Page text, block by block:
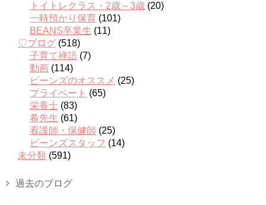
トイトレクラス・2歳～3歳 (20)
一時預かり保育 (101)
BEANS卒業生 (11)
♡ブログ (518)
子育て禅語 (7)
動画 (114)
ビーンズのオススメ (25)
プライベート (65)
栄養士 (83)
希先生 (61)
看護師・保健師 (25)
ビーンズスタッフ (14)
未分類 (591)
過去のブログ